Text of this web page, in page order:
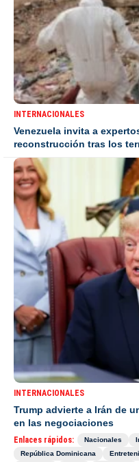
INTERNACIONALES
Venezuela invita a
reconstrucción tras los
INTERNACIONALES
Trump advierte a Irán de
en las negociaciones
Enlaces rápidos: Nacionales
República Dominicana